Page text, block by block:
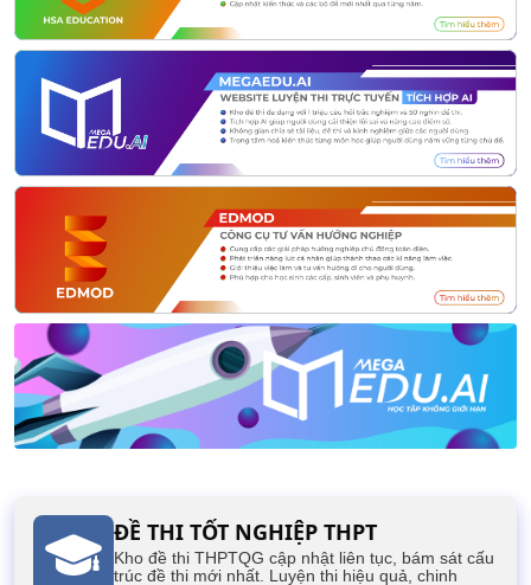
ĐỀ THI TỐT NGHIỆP THPT
Kho đề thi THPTQG cập nhật liên tục, bám sát cấu
trúc đề thi mới nhất. Luyện thi hiệu quả, chinh